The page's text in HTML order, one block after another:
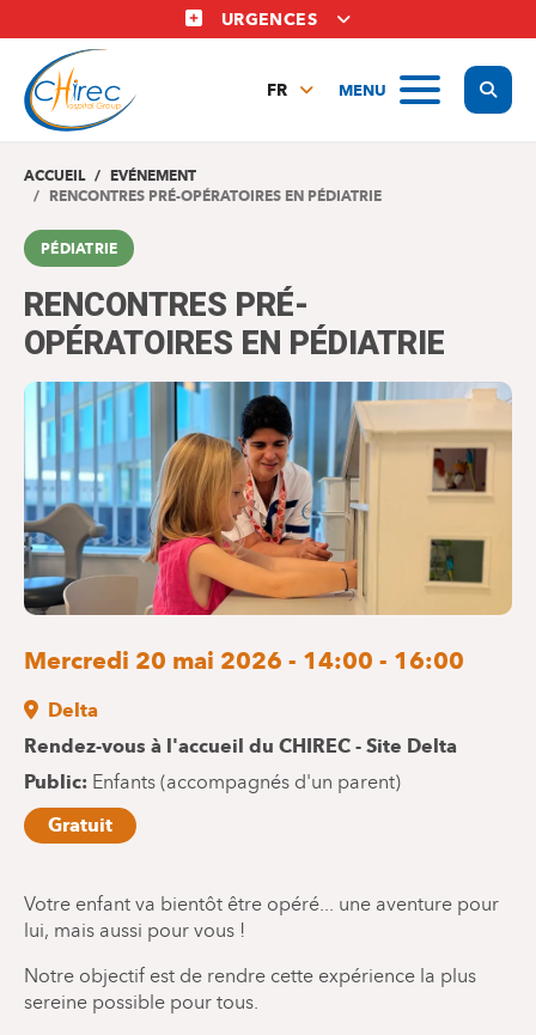
au
contenu
principal
URGENCES
MENU
FR
ACCUEIL
EVÉNEMENT
RENCONTRES PRÉ-OPÉRATOIRES EN PÉDIATRIE
PÉDIATRIE
RENCONTRES PRÉ-
OPÉRATOIRES EN PÉDIATRIE
Mercredi 20 mai 2026 - 14:00 - 16:00
Delta
Rendez-vous à l'accueil du CHIREC - Site Delta
Public Enfants (accompagnés d'un parent)
Gratuit
Votre enfant va bientôt être opéré... une aventure pour
lui, mais aussi pour vous !
Notre objectif est de rendre cette expérience la plus
sereine possible pour tous.